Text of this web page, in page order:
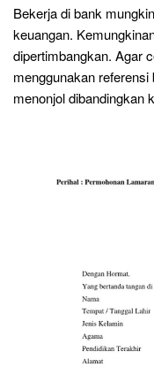
Bekerja di bank
keuangan.
dipertimbangkan. Agar
menggunakan
menonjol dibandingkan